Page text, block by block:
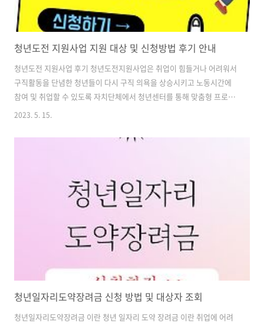
청년도전 지원사업 지원 대상 및 신청방법 후기 안내
청년도전 지원사업 후기 청년도전지원사업은 취업이 힘들거나 어려워서
구직활동을 단념한 청년들이 다시 구직 의욕을 상승시키고 노동시간에
참여 및 취업할 수 있도록 자치단체에서 청년센터를 통해 맞춤형 프로그
램과 소정의 지원금을 지원하는 정부지원 제도입니다. 청년도전 지원사
청년 도전 지원사업 지원 대상 조건은 아래와 같습니다. 구직 단념 청년 :
퇴소 5년 이내 된 청년 퇴소 대상자임에도 퇴소 일자를 연기한 청년 청소
년 쉼터에서 1년 이상 보호한 청년 지역특화 고립 청년 : 독립 후 개인 사
2023. 5. 15.
청년일자리도약장려금 신청 방법 및 대상자 조회
청년일자리도약장려금 이란 청년 일자리 도약 장려금 이란 취업에 어려